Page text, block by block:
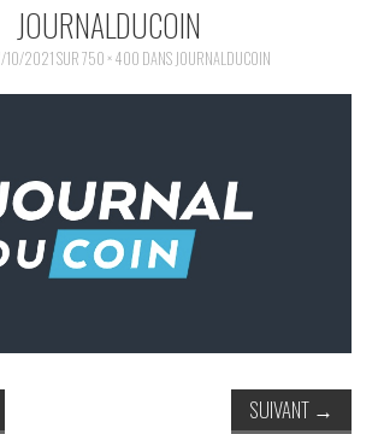
HEY !
JOURNALDUCOIN
10/2021SUR750 × 400 DANS JOURNALDUCOIN
SUIVANT →